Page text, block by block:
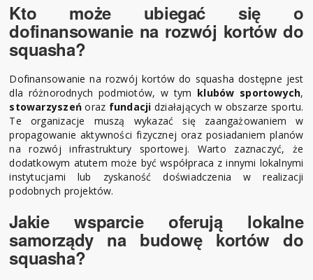
Kto może ubiegać się o
dofinansowanie na rozwój kortów do
squasha?
Dofinansowanie na rozwój kortów do squasha dostępne jest
dla różnorodnych podmiotów, w tym klubów sportowych,
stowarzyszeńoraz fundacji działających w obszarze sportu.
Te organizacje muszą wykazać się zaangażowaniem w
propagowanie aktywności fizycznej oraz posiadaniem planów
na rozwój infrastruktury sportowej. Warto zaznaczyć, że
dodatkowym atutem może być współpraca z innymi lokalnymi
instytucjami lub zyskaność doświadczenia w realizacji
podobnych projektów.
Jakie wsparcie oferują lokalne
samorządy na budowę kortów do
squasha?